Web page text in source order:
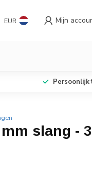
EUR Mijn
Persoonlijk
slang -